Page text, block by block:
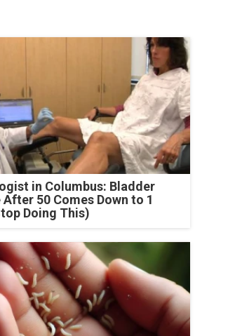
in Columbus: Bladder
50 Comes Down to 1
Doing This)